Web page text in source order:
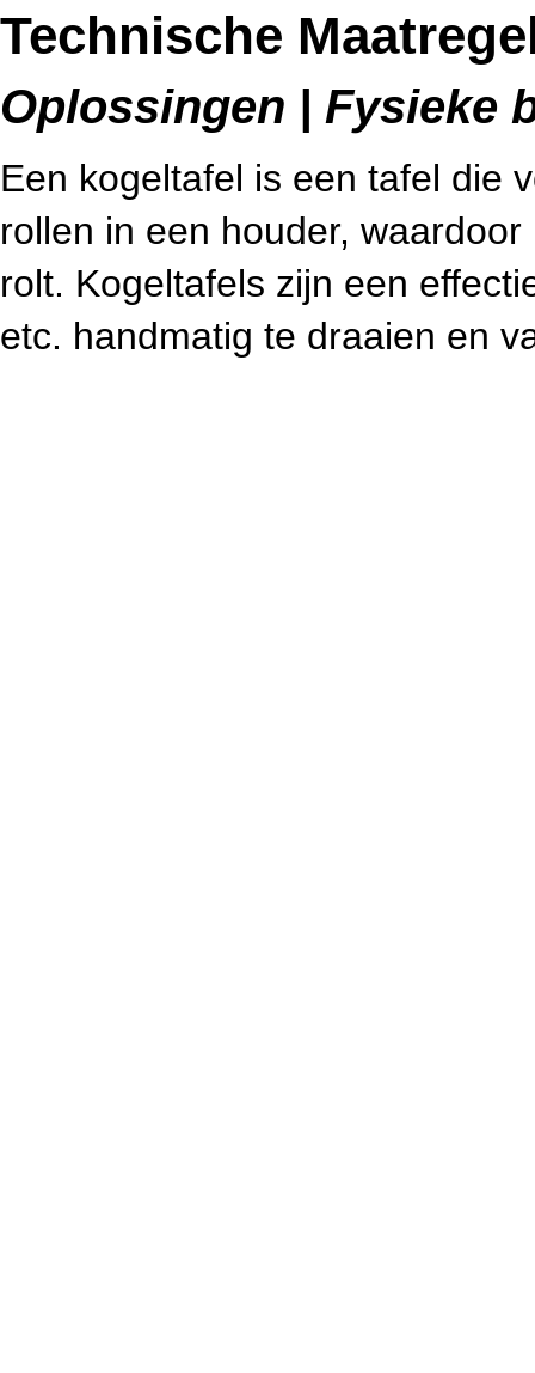
Technische
Oplossingen | Fysieke
Een kogeltafel is een tafel die
rollen in een houder,
rolt. Kogeltafels zijn een
etc. handmatig te draaien en